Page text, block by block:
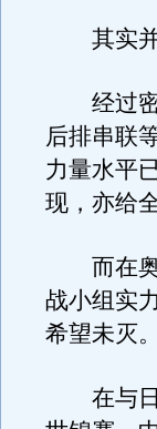
其实并
经过密
后排串联
力量水平
现，亦给
而在奥
战小组实
希望未灭。
在与日